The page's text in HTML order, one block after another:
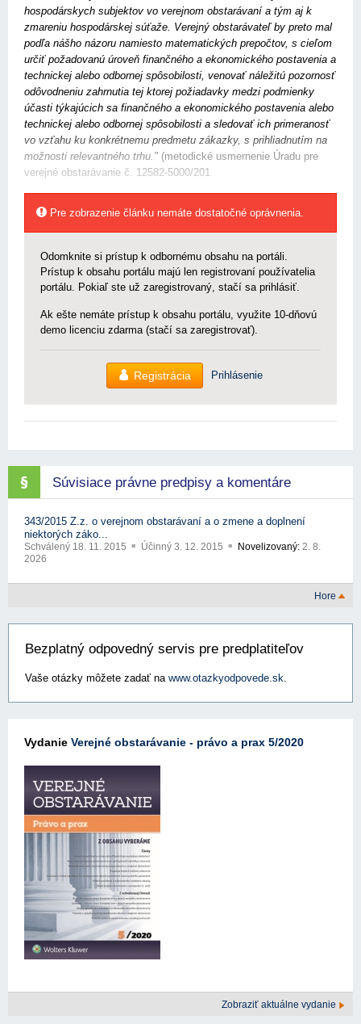
hospodárskych subjektov vo verejnom obstarávaní a tým aj k
zmareniu hospodárskej súťaže. Verejný obstarávateľ by preto mal
podľa nášho názoru namiesto matematických prepočtov, s cieľom
určiť požadovanú úroveň finančného a ekonomického postavenia a
technickej alebo odbornej spôsobilosti, venovať náležitú pozornosť
odôvodneniu zahrnutia tej ktorej požiadavky medzi podmienky
účasti týkajúcich sa finančného a ekonomického postavenia alebo
technickej alebo odbornej spôsobilosti a sledovať ich primeranosť
vo vzťahu ku konkrétnemu predmetu zákazky, s prihliadnutím na
možnosti relevantného trhu." (metodické usmernenie Úradu pre
verejné obstarávanie č. 12582-5000/201
Pre zobrazenie článku nemáte dostatočné oprávnenia.
Odomknite si prístup k odbornému obsahu na portáli.
Prístup k obsahu portálu majú len registrovaní používatelia
portálu. Pokiaľ ste už zaregistrovaný, stačí sa prihlásiť.
Ak ešte nemáte prístup k obsahu portálu, využite 10-dňovú
demo licenciu zdarma (stačí sa zaregistrovať).
Registrácia Prihlásenie
Súvisiace právne predpisy a komentáre
343/2015 Z.z. o verejnom obstarávaní a o zmene a doplnení
niektorých záko...
Schválený 18. 11. 2015 Účinný 3. 12. 2015 Novelizovaný: 2. 8.
2026
Hore
Bezplatný odpovedný servis pre predplatiteľov
Vaše otázky môžete zadať na www.otazkyodpovede.sk
Vydanie Verejné obstarávanie - právo a prax 5/2020
Zobraziť aktuálne vydanie